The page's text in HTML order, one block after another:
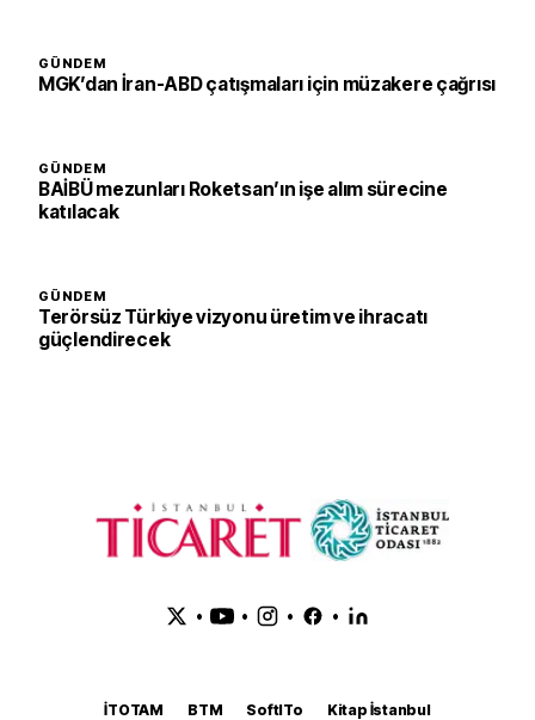
GÜNDEM
MGK’dan İran-ABD çatışmaları için müzakere çağrısı
GÜNDEM
BAİBÜ mezunları Roketsan’ın işe alım sürecine
katılacak
GÜNDEM
Terörsüz Türkiye vizyonu üretim ve ihracatı
güçlendirecek
• • • •
İTOTAM BTM SoftITo
Kitap İstanbul